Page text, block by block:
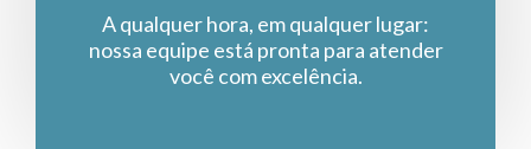
A qualquer hora, em qualquer lugar:
nossa equipe está pronta para atender
você com excelência.